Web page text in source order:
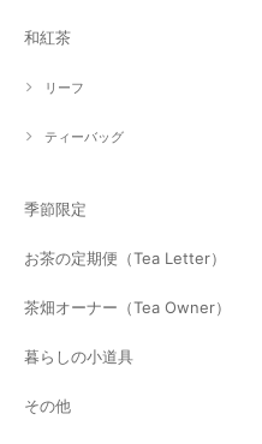
和紅茶
リーフ
ティーバッグ
季節限定
お茶の定期便（Tea Letter）
茶畑オーナー（Tea Owner）
暮らしの小道具
その他